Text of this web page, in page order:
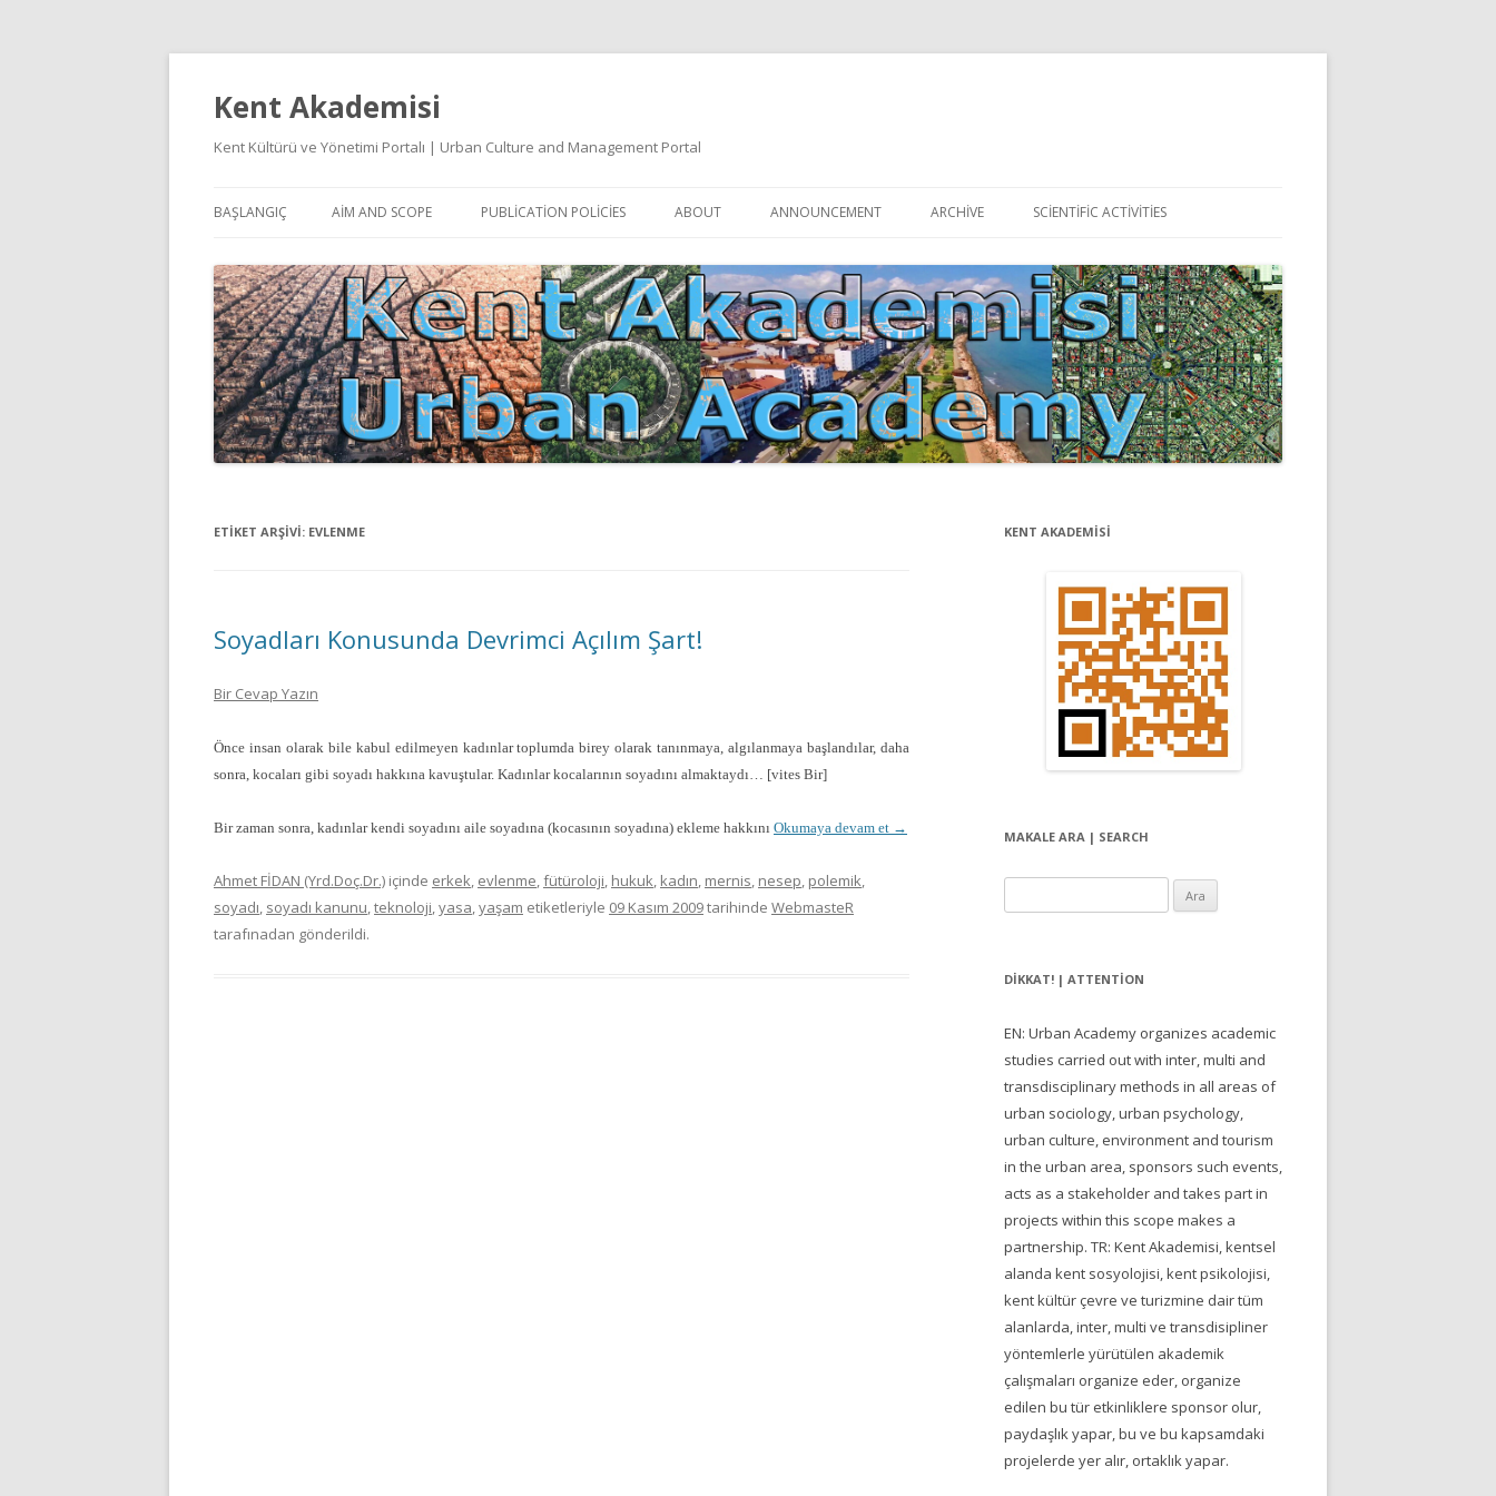
Kent Akademisi
Kent Kültürü ve Yönetimi Portalı | Urban Culture and Management Portal
atla
BAŞLANGIÇ AIM AND SCOPE PUBLICATION POLICIES
DOCUMENTATION
YAZIM KURALLARI
SÜREÇ REHBERI | PROCESS GUIDE
ETIK İLKELER | ETHICAL RULES
ABOUT
EDITORIAL BOARD
ETIK KURUL | ETHICAL BOARDS
İNDEKSLER
JOURNAL HISTORY | DERGI
TARIHÇESI
REKLAM TARIFESI |
ANNOUNCEMENT ARCHIVE SCIENTIFIC ACTIVITIES
ETIKET ARŞIVI: EVLENME
Soyadları Konusunda Devrimci Açılım Şart!
Bir Cevap Yazın
Önce insan olarak bile kabul edilmeyen kadınlar toplumda birey olarak tanınmaya, algılanmaya başlandılar, daha
sonra, kocaları gibi soyadı hakkına kavuştular. Kadınlar kocalarının soyadını almaktaydı… [vites Bir]
Bir zaman sonra, kadınlar kendi soyadını aile soyadına (kocasının soyadına) ekleme hakkını Okumaya devam et →
Ahmet FİDAN (Yrd.Doç.Dr.) içinde erkek, evlenme,fütüroloji, hukuk, kadın, mernis, nesep, polemik,
soyadı, soyadı kanunu,teknoloji,yasa,yaşam etiketleriyle 09 Kasım 2009tarihinde WebmasteR
tarafınadan gönderildi.
KENT AKADEMİSİ
MAKALE ARA | SEARCH
DIKKAT! | ATTENTION
EN: Urban Academy organizes academic
studies carried out with inter, multi and
transdisciplinary methods in all areas of
urban sociology, urban psychology,
urban culture, environment and tourism
in the urban area, sponsors such events,
acts as a stakeholder and takes part in
projects within this scope makes a
partnership. TR: Kent Akademisi, kentsel
alanda kent sosyolojisi, kent psikolojisi,
kent kültür çevre ve turizmine dair tüm
alanlarda, inter, multi ve transdisipliner
yöntemlerle yürütülen akademik
çalışmaları organize eder, organize
edilen bu tür etkinliklere sponsor olur,
paydaşlık yapar, bu ve bu kapsamdaki
projelerde yer alır, ortaklık yapar.